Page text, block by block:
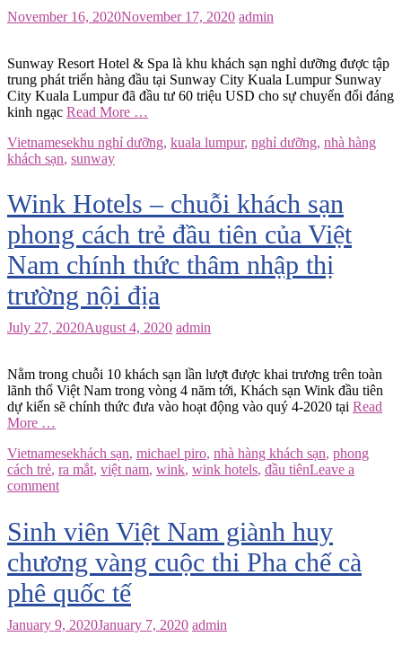
November 16, 2020November 17, 2020 admin
Sunway Resort Hotel & Spa là khu khách sạn nghỉ dưỡng được tập
trung phát triển hàng đầu tại Sunway City Kuala Lumpur Sunway
City Kuala Lumpur đã đầu tư 60 triệu USD cho sự chuyển đổi đáng
kinh ngạc Read More …
Vietnamesekhu nghỉ dưỡng, kuala lumpur, nghỉ dưỡng, nhà hàng
khách sạn, sunway
Wink Hotels – chuỗi khách sạn
phong cách trẻ đầu tiên của Việt
Nam chính thức thâm nhập thị
trường nội địa
July 27, 2020August 4, 2020 admin
Nằm trong chuỗi 10 khách sạn lần lượt được khai trương trên toàn
lãnh thổ Việt Nam trong vòng 4 năm tới, Khách sạn Wink đầu tiên
dự kiến sẽ chính thức đưa vào hoạt động vào quý 4-2020 tại Read
More …
Vietnamesekhách sạn, michael piro, nhà hàng khách sạn, phong
cách trẻ, ra mắt, việt nam, wink, wink hotels, đầu tiênLeave a
comment
Sinh viên Việt Nam giành huy
chương vàng cuộc thi Pha chế cà
phê quốc tế
January 9, 2020January 7, 2020 admin